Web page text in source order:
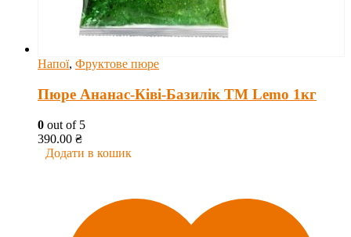
Напої, Фруктове пюре
Пюре Ананас-Ківі-Базилік ТМ Lemo 1кг
0 out of 5
390.00 ₴
Додати в кошик